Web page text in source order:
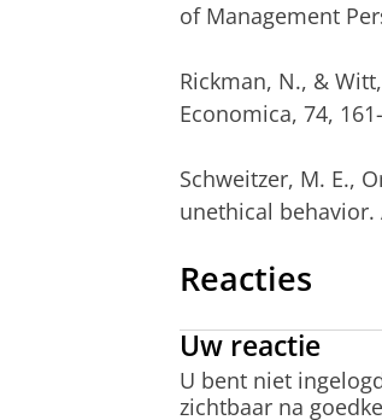
of Management
Rickman, N., &
Economica, 74,
Schweitzer, M. E.,
unethical behavior.
Reacties
Uw reactie
U bent niet
zichtbaar na